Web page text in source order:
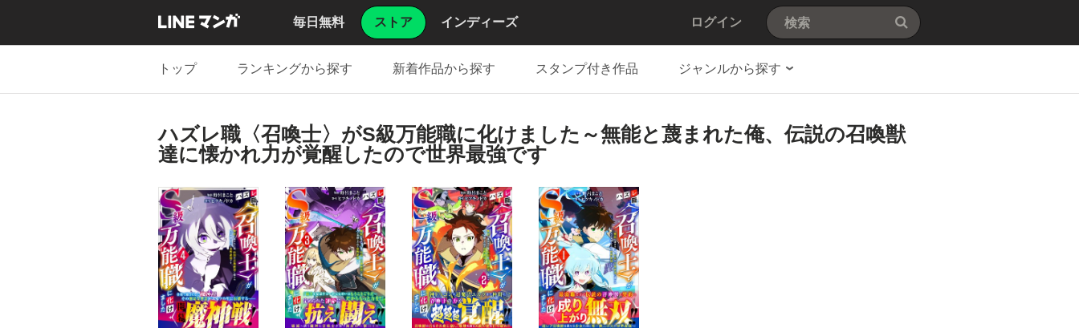
毎日無料 ストア インディーズ ログイン
トップ ランキングから探す 新着作品から探す スタンプ付き作品 ジャンルから探す
ハズレ職〈召喚士〉がS級万能職に化けました～無能と蔑まれた俺、伝説の召喚獣
達に懐かれ力が覚醒したので世界最強です